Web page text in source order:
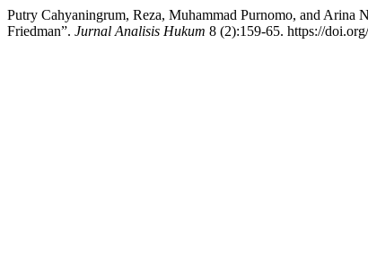
Putry Cahyaningrum, Reza, Muhammad Purnomo, and Arina
Friedman”. Jurnal Analisis Hukum 8 (2):159-65. https://